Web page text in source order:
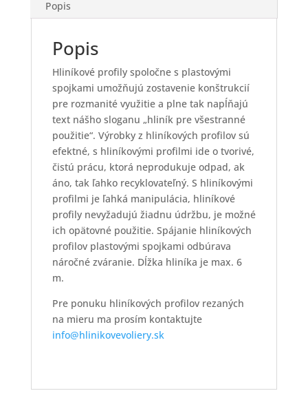
Popis
Popis
Hliníkové profily spoločne s plastovými
spojkami umožňujú zostavenie konštrukcií
pre rozmanité využitie a plne tak napĺňajú
text nášho sloganu „hliník pre všestranné
použitie“. Výrobky z hliníkových profilov sú
efektné, s hliníkovými profilmi ide o tvorivé,
čistú prácu, ktorá neprodukuje odpad, ak
áno, tak ľahko recyklovateľný. S hliníkovými
profilmi je ľahká manipulácia, hliníkové
profily nevyžadujú žiadnu údržbu, je možné
ich opätovné použitie. Spájanie hliníkových
profilov plastovými spojkami odbúrava
náročné zváranie. Dĺžka hliníka je max. 6
m.
Pre ponuku hliníkových profilov rezaných
na mieru ma prosím kontaktujte
info@hlinikovevoliery.sk